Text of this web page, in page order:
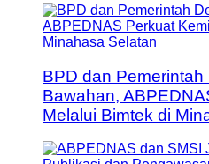
BPD dan
Bawahan,
Melalui Bimtek di